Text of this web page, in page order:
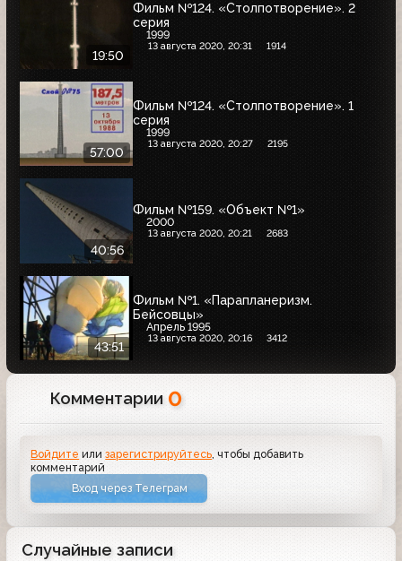
19:50
Фильм №124. «Столпотворение». 2
серия
1999
13 августа 2020, 20:31 1914
57:00
Фильм №124. «Столпотворение». 1
серия
1999
13 августа 2020, 20:27 2195
40:56
Фильм №159. «Объект №1»
2000
13 августа 2020, 20:21 2683
43:51
Фильм №1. «Парапланеризм.
Бейсовцы»
Апрель 1995
13 августа 2020, 20:16 3412
Комментарии 0
Войдите илизарегистрируйтесь , чтобы добавить
комментарий
Вход через Телеграм
Случайные записи